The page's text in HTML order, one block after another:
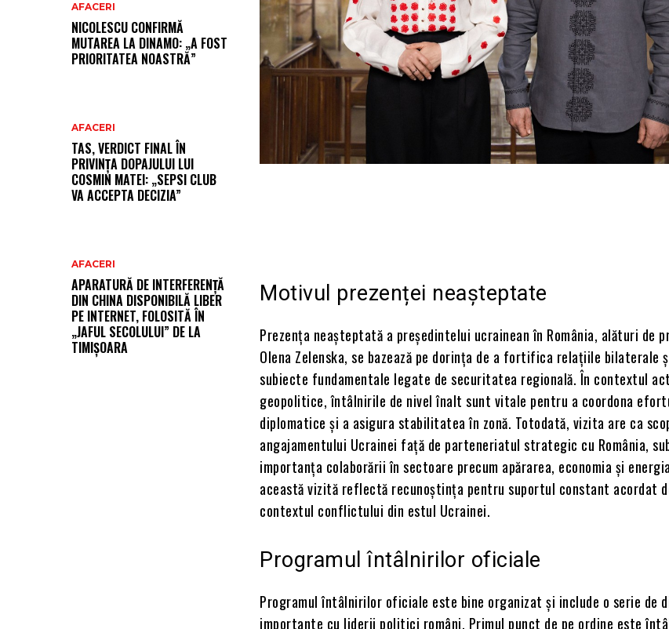
AFACERI
NICOLESCU CONFIRMĂ
MUTAREA LA DINAMO: „A FOST
PRIORITATEA NOASTRĂ”
AFACERI
TAS, VERDICT FINAL ÎN
PRIVINȚA DOPAJULUI LUI
COSMIN MATEI: „SEPSI CLUB
VA ACCEPTA DECIZIA”
AFACERI
APARATURĂ DE INTERFERENȚĂ
DIN CHINA DISPONIBILĂ LIBER
PE INTERNET, FOLOSITĂ ÎN
„JAFUL SECOLULUI” DE LA
TIMIȘOARA
Motivul prezenței neașteptate
Prezența neașteptată a președintelui ucrainean în România, alături de
Olena Zelenska, se bazează pe dorința de a fortifica relațiile bilaterale
subiecte fundamentale legate de securitatea regională. În contextul
geopolitice, întâlnirile de nivel înalt sunt vitale pentru a coordona
diplomatice și a asigura stabilitatea în zonă. Totodată, vizita are ca
angajamentului Ucrainei față de parteneriatul strategic cu România,
importanța colaborării în sectoare precum apărarea, economia și
această vizită reflectă recunoștința pentru suportul constant acordat
contextul conflictului din estul Ucrainei.
Programul întâlnirilor oficiale
Programul întâlnirilor oficiale este bine organizat și include o serie de
importante cu liderii politici români. Primul punct de pe ordine este